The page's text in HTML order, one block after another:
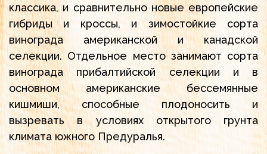
классика, и сравнительно новые европейские
гибриды и кроссы, и зимостойкие сорта
винограда американской и канадской
селекции. Отдельное место занимают сорта
винограда прибалтийской селекции и в
основном американские бессемянные
кишмиши, способные плодоносить и
вызревать в условиях открытого грунта
климата южного Предуралья.